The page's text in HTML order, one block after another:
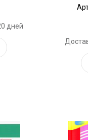
дней